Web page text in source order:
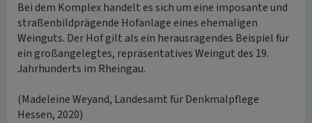
Bei dem Komplex handelt es sich um eine imposante und
straßenbildprägende Hofanlage eines ehemaligen
Weinguts. Der Hof gilt als ein herausragendes Beispiel für
ein großangelegtes, repräsentatives Weingut des 19.
Jahrhunderts im Rheingau.
(Madeleine Weyand, Landesamt für Denkmalpflege
Hessen, 2020)